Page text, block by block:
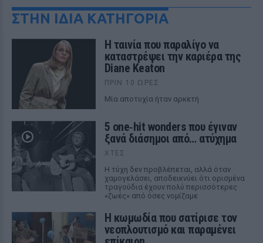
ΣΤΗΝ ΙΔΙΑ ΚΑΤΗΓΟΡΙΑ
Η ταινία που παραλίγο να
καταστρέψει την καριέρα της
Diane Keaton
ΠΡΙΝ 10 ΏΡΕΣ
Μία αποτυχία ήταν αρκετή
5 one‑hit wonders που έγιναν
ξανά διάσημοι από… ατύχημα
ΧΤΕΣ
Η τύχη δεν προβλέπεται, αλλά όταν
χαμογελάσει, αποδεικνύει ότι ορισμένα
τραγούδια έχουν πολύ περισσότερες
«ζωές» από όσες νομίζαμε
Η κωμωδία που σατίρισε τον
νεοπλουτισμό και παραμένει